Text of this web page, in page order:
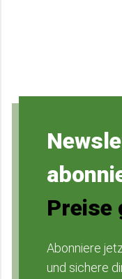
Preise
Abonniere
und sichere